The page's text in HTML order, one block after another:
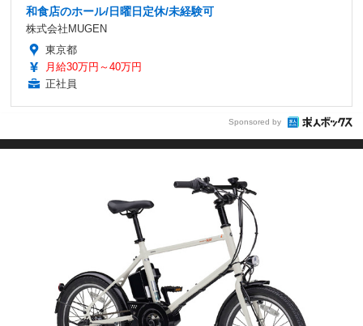
和食店のホール/日曜日定休/未経験可
株式会社MUGEN
東京都
月給30万円～40万円
正社員
Sponsored by